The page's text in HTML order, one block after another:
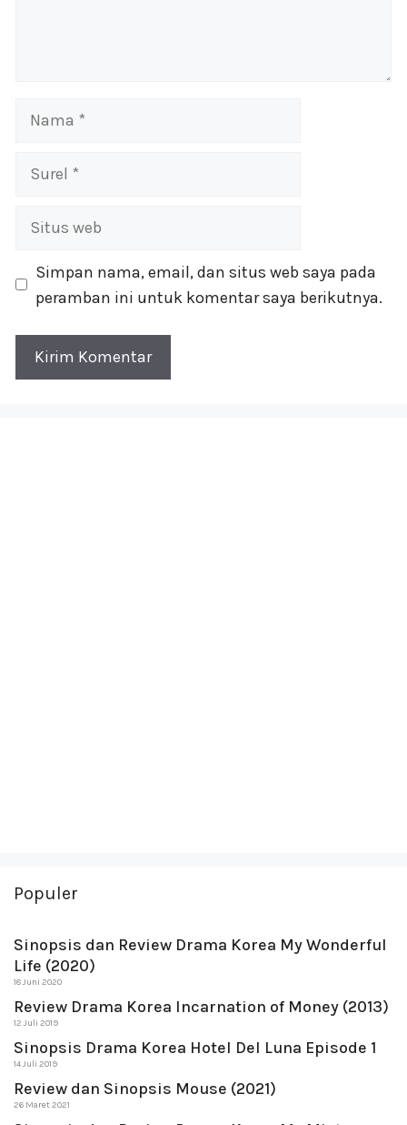
Nama
Surel
Situs
Simpan nama, email, dan situs web saya pada
peramban ini untuk komentar saya berikutnya.
Populer
Sinopsis dan Review Drama Korea My Wonderful
Life (2020)
18 Juni 2020
Review Drama Korea Incarnation of Money (2013)
12 Juli 2019
Sinopsis Drama Korea Hotel Del Luna Episode 1
14 Juli 2019
Review dan Sinopsis Mouse (2021)
26 Maret 2021